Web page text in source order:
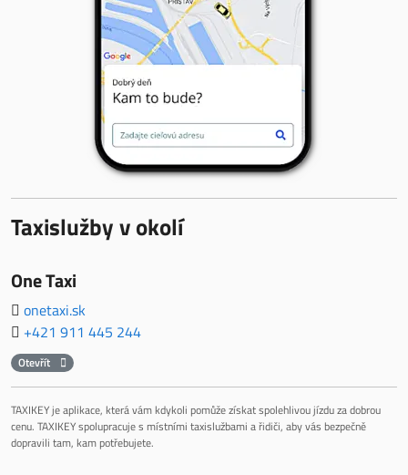
Taxislužby v okolí
One Taxi
onetaxi.sk
+421 911 445 244
Otevřít
TAXIKEY je aplikace, která vám kdykoli pomůže získat spolehlivou jízdu za dobrou
cenu. TAXIKEY spolupracuje s místními taxislužbami a řidiči, aby vás bezpečně
dopravili tam, kam potřebujete.